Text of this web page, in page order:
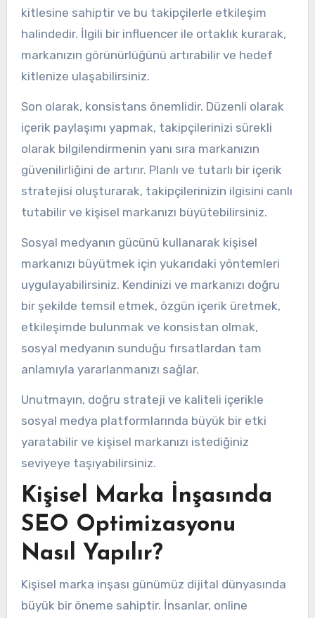
kitlesine sahiptir ve bu takipçilerle etkileşim
halindedir. İlgili bir influencer ile ortaklık kurarak,
markanızın görünürlüğünü artırabilir ve hedef
kitlenize ulaşabilirsiniz.
Son olarak, konsistans önemlidir. Düzenli olarak
içerik paylaşımı yapmak, takipçilerinizi sürekli
olarak bilgilendirmenin yanı sıra markanızın
güvenilirliğini de artırır. Planlı ve tutarlı bir içerik
stratejisi oluşturarak, takipçilerinizin ilgisini canlı
tutabilir ve kişisel markanızı büyütebilirsiniz.
Sosyal medyanın gücünü kullanarak kişisel
markanızı büyütmek için yukarıdaki yöntemleri
uygulayabilirsiniz. Kendinizi ve markanızı doğru
bir şekilde temsil etmek, özgün içerik üretmek,
etkileşimde bulunmak ve konsistan olmak,
sosyal medyanın sunduğu fırsatlardan tam
anlamıyla yararlanmanızı sağlar.
Unutmayın, doğru strateji ve kaliteli içerikle
sosyal medya platformlarında büyük bir etki
yaratabilir ve kişisel markanızı istediğiniz
seviyeye taşıyabilirsiniz.
Kişisel Marka İnşasında
SEO Optimizasyonu
Nasıl Yapılır?
Kişisel marka inşası günümüz dijital dünyasında
büyük bir öneme sahiptir. İnsanlar, online